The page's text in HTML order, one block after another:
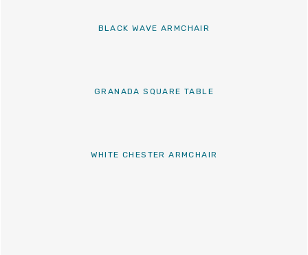
BLACK WAVE ARMCHAIR
GRANADA SQUARE TABLE
WHITE CHESTER ARMCHAIR